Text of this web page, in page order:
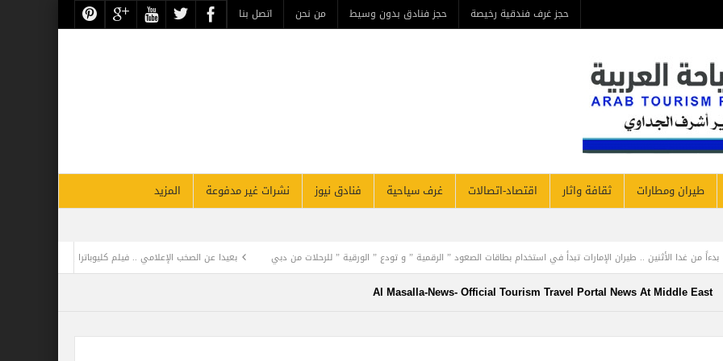
حجز غرف فندقية رخيصة حجز فنادق بدون وسيط من نحن اتصل بنا
طيران ومطارات ثقافة واثار اقتصاد-اتصالات غرف سياحية فنادق نيوز نشرات غير مدفوعة
المزيد
.. طيران الإمارات تبدأ في استخدام بطاقات الصعود ” الرقمية ” و تودع ” الورقية ” للرحلات من دبي
بعيدا عن الصخب الإعلامي .. فيلم كليوباترا يفجر أزمة المنهجية العلمية
Al Masalla-News- Official Tourism Travel Portal News At Middle East